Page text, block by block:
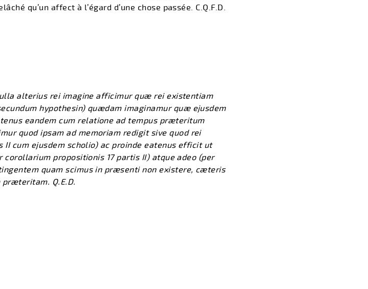
qu’un affect à l’égard d’une chose passée. C.Q.F.D.
alterius rei imagine afficimur quæ rei existentiam
hypothesin) quædam imaginamur quæ ejusdem
eandem cum relatione ad tempus præteritum
quod ipsam ad memoriam redigit sive quod rei
II cum ejusdem scholio) ac proinde eatenus efficit ut
propositionis 17 partis II) atque adeo (per
quam scimus in præsenti non existere, cæteris
Q.E.D.